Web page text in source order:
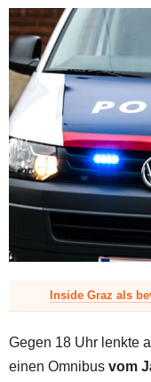
Inside Graz als
Gegen 18 Uhr lenkte
einen Omnibus vom